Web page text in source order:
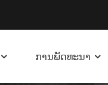
ການພັດທະນາ